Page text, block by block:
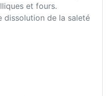
et fours.
dissolution de la saleté